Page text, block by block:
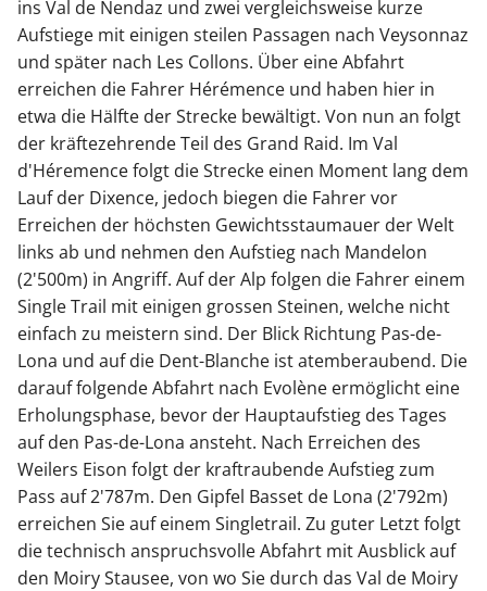
ins Val de Nendaz und zwei vergleichsweise kurze
Aufstiege mit einigen steilen Passagen nach Veysonnaz
und später nach Les Collons. Über eine Abfahrt
erreichen die Fahrer Hérémence und haben hier in
etwa die Hälfte der Strecke bewältigt. Von nun an folgt
der kräftezehrende Teil des Grand Raid. Im Val
d'Héremence folgt die Strecke einen Moment lang dem
Lauf der Dixence, jedoch biegen die Fahrer vor
Erreichen der höchsten Gewichtsstaumauer der Welt
links ab und nehmen den Aufstieg nach Mandelon
(2'500m) in Angriff. Auf der Alp folgen die Fahrer einem
Single Trail mit einigen grossen Steinen, welche nicht
einfach zu meistern sind. Der Blick Richtung Pas-de-
Lona und auf die Dent-Blanche ist atemberaubend. Die
darauf folgende Abfahrt nach Evolène ermöglicht eine
Erholungsphase, bevor der Hauptaufstieg des Tages
auf den Pas-de-Lona ansteht. Nach Erreichen des
Weilers Eison folgt der kraftraubende Aufstieg zum
Pass auf 2'787m. Den Gipfel Basset de Lona (2'792m)
erreichen Sie auf einem Singletrail. Zu guter Letzt folgt
die technisch anspruchsvolle Abfahrt mit Ausblick auf
den Moiry Stausee, von wo Sie durch das Val de Moiry